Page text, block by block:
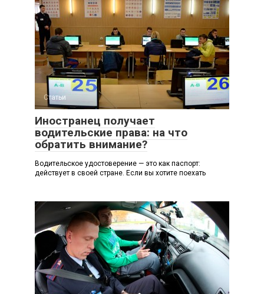
Статьи
Иностранец получает
водительские права: на что
обратить внимание?
Водительское удостоверение — это как паспорт:
действует в своей стране. Если вы хотите поехать